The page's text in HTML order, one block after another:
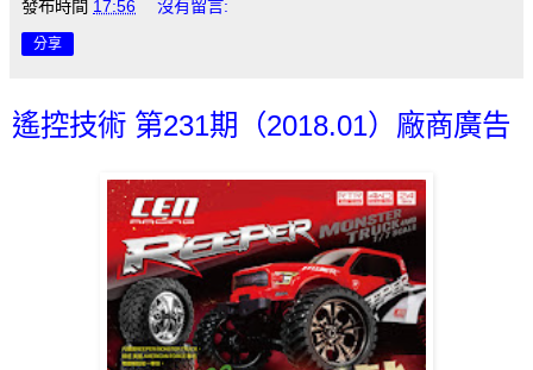
發布時間 17:56 沒有留言:
分享
遙控技術 第231期（2018.01）廠商廣告